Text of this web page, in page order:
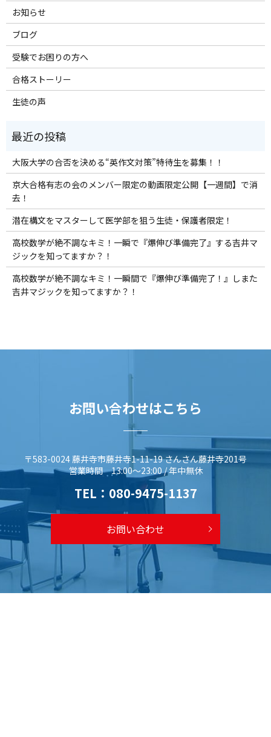
お知らせ
ブログ
受験でお困りの方へ
合格ストーリー
生徒の声
大阪大学の合否を決める“英作文対策”特待生を募集！！
京大合格有志の会のメンバー限定の動画限定公開【一週間】で消
去！
潜在構文をマスターして医学部を狙う生徒・保護者限定！
高校数学が絶不調なキミ！一瞬で『爆伸び準備完了』する吉井マ
ジックを知ってますか？！
高校数学が絶不調なキミ！一瞬間で『爆伸び準備完了！』しまた
吉井マジックを知ってますか？！
お問い合わせはこちら
〒583-0024 藤井寺市藤井寺1-11-19 さんさん藤井寺201号
営業時間 13:00～23:00 / 年中無休
TEL： 080-9475-1137
お問い合わせ